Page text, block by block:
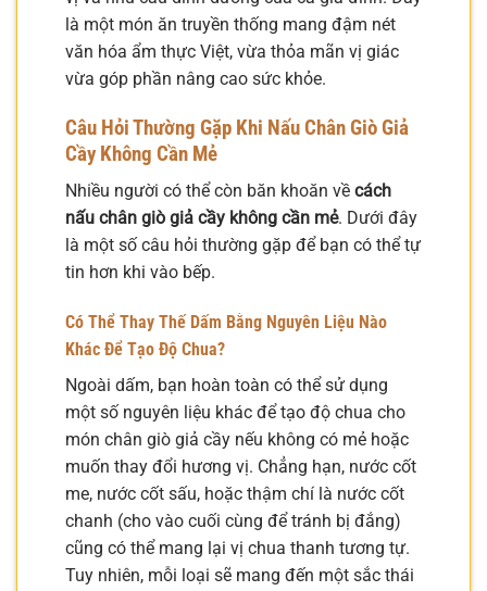
là một món ăn truyền thống mang đậm nét
văn hóa ẩm thực Việt, vừa thỏa mãn vị giác
vừa góp phần nâng cao sức khỏe.
Câu Hỏi Thường Gặp Khi Nấu Chân Giò Giả
Cầy Không Cần Mẻ
Nhiều người có thể còn băn khoăn về cách
nấu chân giò giả cầy không cần mẻ. Dưới đây
là một số câu hỏi thường gặp để bạn có thể tự
tin hơn khi vào bếp.
Có Thể Thay Thế Dấm Bằng Nguyên Liệu Nào
Khác Để Tạo Độ Chua?
Ngoài dấm, bạn hoàn toàn có thể sử dụng
một số nguyên liệu khác để tạo độ chua cho
món chân giò giả cầy nếu không có mẻ hoặc
muốn thay đổi hương vị. Chẳng hạn, nước cốt
me, nước cốt sấu, hoặc thậm chí là nước cốt
chanh (cho vào cuối cùng để tránh bị đắng)
cũng có thể mang lại vị chua thanh tương tự.
Tuy nhiên, mỗi loại sẽ mang đến một sắc thái